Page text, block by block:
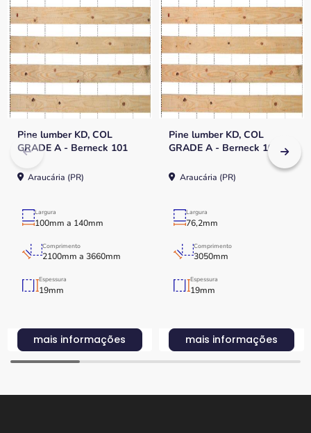
Pine lumber KD, COL
GRADE A - Berneck 101
Araucária (PR)
Largura
100mm a 140mm
Comprimento
2100mm a 3660mm
Espessura
19mm
mais informações
Pine lumber KD, COL
GRADE A - Berneck 101
Araucária (PR)
Largura
76,2mm
Comprimento
3050mm
Espessura
19mm
mais informações